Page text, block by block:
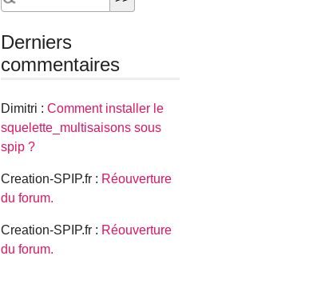
Derniers
commentaires
Dimitri :Comment installer le
squelette_multisaisons sous
spip ?
Creation-SPIP.fr : Réouverture
du forum.
Creation-SPIP.fr : Réouverture
du forum.